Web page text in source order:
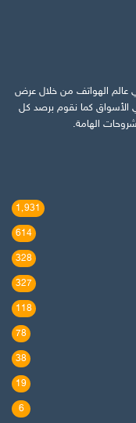
عالم الهواتف من خلال عرض
الأسواق كما نقوم برصد كل
الهامة.
1٬931
614
328
327
118
78
38
19
6